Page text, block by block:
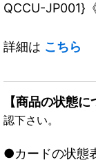
QCCU-JP001}
詳細は こちら
【商品の状態に
認下さい。
●カードの状態